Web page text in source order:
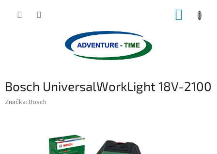
Bosch UniversalWorkLight 18V-2100
Značka: Bosch